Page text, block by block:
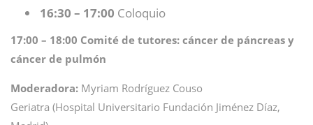
16:30 – 17:00 Coloquio
17:00 – 18:00 Comité de tutores: cáncer de páncreas y
cáncer de pulmón
Moderadora: Myriam Rodríguez Couso
Geriatra (Hospital Universitario Fundación Jiménez Díaz,